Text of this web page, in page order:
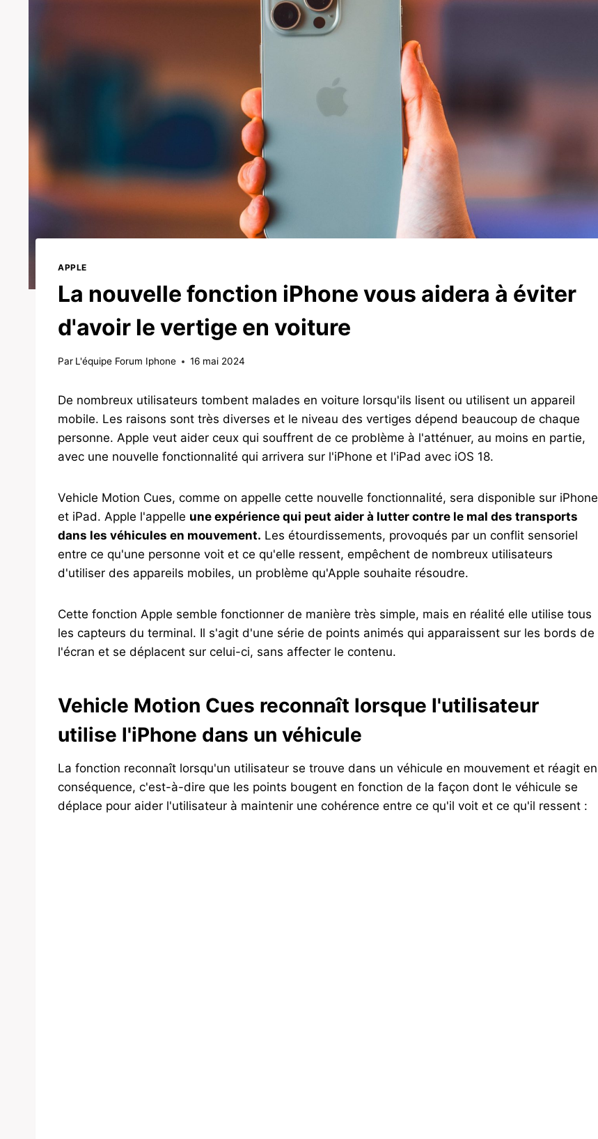
APPLE
La nouvelle fonction iPhone vous aidera à éviter
d'avoir le vertige en voiture
Par L'équipe Forum Iphone 16 mai 2024
De nombreux utilisateurs tombent malades en voiture lorsqu'ils lisent ou utilisent un appareil
mobile. Les raisons sont très diverses et le niveau des vertiges dépend beaucoup de chaque
personne. Apple veut aider ceux qui souffrent de ce problème à l'atténuer, au moins en partie,
avec une nouvelle fonctionnalité qui arrivera sur l'iPhone et l'iPad avec iOS 18.
Vehicle Motion Cues, comme on appelle cette nouvelle fonctionnalité, sera disponible sur iPhone
et iPad. Apple l'appelle une expérience qui peut aider à lutter contre le mal des transports
dans les véhicules en mouvement. Les étourdissements, provoqués par un conflit sensoriel
entre ce qu'une personne voit et ce qu'elle ressent, empêchent de nombreux utilisateurs
d'utiliser des appareils mobiles, un problème qu'Apple souhaite résoudre.
Cette fonction Apple semble fonctionner de manière très simple, mais en réalité elle utilise tous
les capteurs du terminal. Il s'agit d'une série de points animés qui apparaissent sur les bords de
l'écran et se déplacent sur celui-ci, sans affecter le contenu.
Vehicle Motion Cues reconnaît lorsque l'utilisateur
utilise l'iPhone dans un véhicule
La fonction reconnaît lorsqu'un utilisateur se trouve dans un véhicule en mouvement et réagit en
conséquence, c'est-à-dire que les points bougent en fonction de la façon dont le véhicule se
déplace pour aider l'utilisateur à maintenir une cohérence entre ce qu'il voit et ce qu'il ressent :